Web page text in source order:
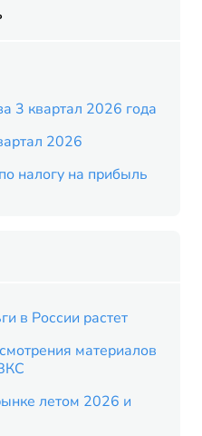
3 квартал 2026 года
2026
налогу на прибыль
в России растет
материалов
летом 2026 и